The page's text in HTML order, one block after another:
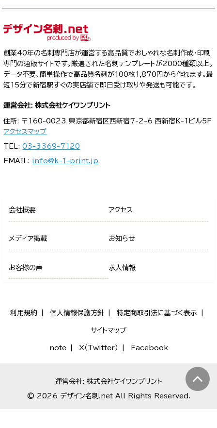
創業40年の名刺専門店が運営する高品質でおしゃれな名刺作成・印刷
専門の通販サイトです。厳選された名刺テンプレートが2000種類以上。
データ不要、簡単操作で高品質名刺が100枚1,870円から作れます。最
短15分で新宿駅すぐの実店舗で即日受け取りや発送も可能です。
運営会社: 株式会社ケイワンプリント
住所: 〒160-0023 東京都新宿区西新宿7-2-6 西新宿K-1ビル5F
アクセスマップ
TEL:03-3369-7120
EMAIL: info@k-1-print.jp
会社概要 アクセス
メディア掲載 お知らせ
お客様の声 求人情報
利用規約 個人情報保護方針 特定商取引法に基づく表示
サイトマップ
note X（Twitter） Facebook
運営会社: 株式会社ケイワンプリント
© 2026 デザイン名刺.net All Rights Reserved.